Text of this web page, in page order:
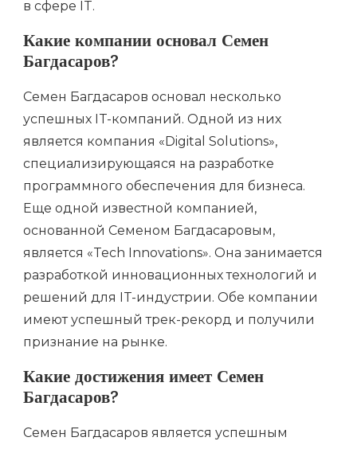
в сфере IT.
Какие компании основал Семен
Багдасаров?
Семен Багдасаров основал несколько
успешных IT-компаний. Одной из них
является компания «Digital Solutions»,
специализирующаяся на разработке
программного обеспечения для бизнеса.
Еще одной известной компанией,
основанной Семеном Багдасаровым,
является «Tech Innovations». Она занимается
разработкой инновационных технологий и
решений для IT-индустрии. Обе компании
имеют успешный трек-рекорд и получили
признание на рынке.
Какие достижения имеет Семен
Багдасаров?
Семен Багдасаров является успешным